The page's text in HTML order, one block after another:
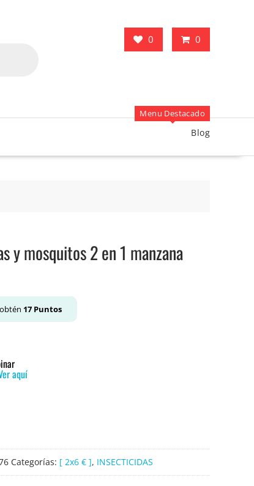
0 0
Menu Destacado
Blog
y mosquitos 2 en 1 manzana
17 Puntos
aquí
Categorías: [ 2x6 € ], INSECTICIDAS